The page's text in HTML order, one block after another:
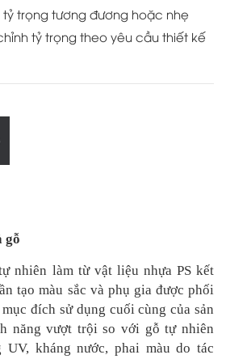
trọng tương đương hoặc nhẹ
tỷ trọng theo yêu cầu thiết kế
gỗ
nhiên làm từ vật liệu nhựa PS kết
tạo màu sắc và phụ gia được phối
đích sử dụng cuối cùng của sản
năng vượt trội so với gỗ tự nhiên
UV, kháng nước, phai màu do tác